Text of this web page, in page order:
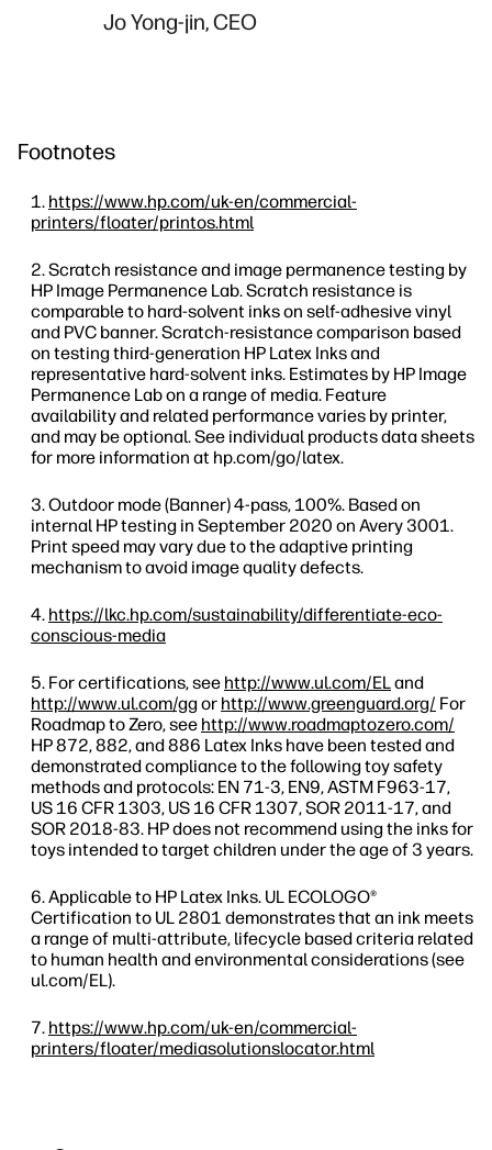
Jo Yong-jin, CEO
Footnotes
https://www.hp.com/uk-en/commercial-
printers/floater/printos.html
Scratch resistance and image permanence testing by
HP Image Permanence Lab. Scratch resistance is
comparable to hard-solvent inks on self-adhesive vinyl
and PVC banner. Scratch-resistance comparison based
on testing third-generation HP Latex Inks and
representative hard-solvent inks. Estimates by HP Image
Permanence Lab on a range of media. Feature
availability and related performance varies by printer,
and may be optional. See individual products data sheets
for more information at hp.com/go/latex.
Outdoor mode (Banner) 4-pass, 100%. Based on
internal HP testing in September 2020 on Avery 3001.
Print speed may vary due to the adaptive printing
mechanism to avoid image quality defects.
https://lkc.hp.com/sustainability/differentiate-eco-
conscious-media
For certifications, see http://www.ul.com/ELand
http://www.ul.com/ggor http://www.greenguard.org/ For
Roadmap to Zero, see http://www.roadmaptozero.com/
HP 872, 882, and 886 Latex Inks have been tested and
demonstrated compliance to the following toy safety
methods and protocols: EN 71-3, EN9, ASTM F963-17,
US 16 CFR 1303, US 16 CFR 1307, SOR 2011-17, and
SOR 2018-83. HP does not recommend using the inks for
toys intended to target children under the age of 3 years.
Applicable to HP Latex Inks. UL ECOLOGO®
Certification to UL 2801 demonstrates that an ink meets
a range of multi-attribute, lifecycle based criteria related
to human health and environmental considerations (see
ul.com/EL).
https://www.hp.com/uk-en/commercial-
printers/floater/mediasolutionslocator.html